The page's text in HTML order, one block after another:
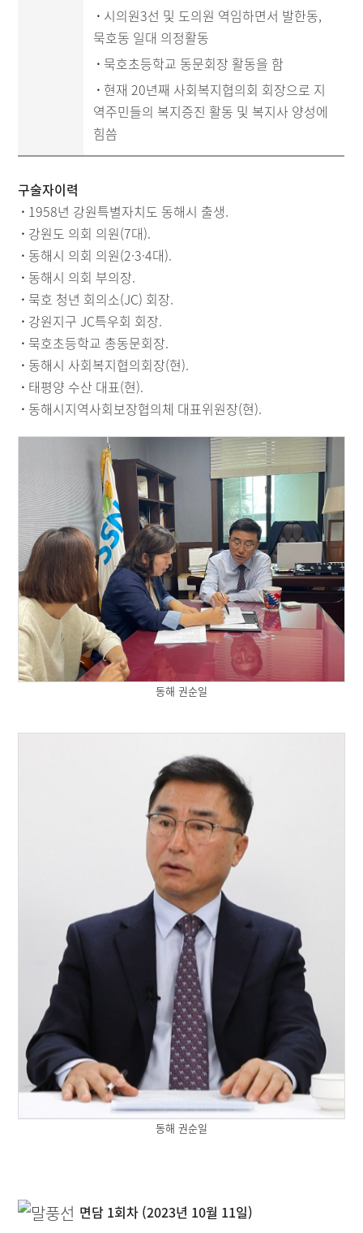
· 시의원3선 및 도의원 역임하면서 발한동,
묵호동 일대 의정활동
· 묵호초등학교 동문회장 활동을 함
· 현재 20년째 사회복지협의회 회장으로 지
역주민들의 복지증진 활동 및 복지사 양성에
힘씀
구술자이력
· 1958년 강원특별자치도 동해시 출생.
· 강원도 의회 의원(7대).
· 동해시 의회 의원(2·3·4대).
· 동해시 의회 부의장.
· 묵호 청년 회의소(JC) 회장.
· 강원지구 JC특우회 회장.
· 묵호초등학교 총동문회장.
· 동해시 사회복지협의회장(현).
· 태평양 수산 대표(현).
· 동해시지역사회보장협의체 대표위원장(현).
동해 권순일
동해 권순일
면담 1회차 (2023년 10월 11일)